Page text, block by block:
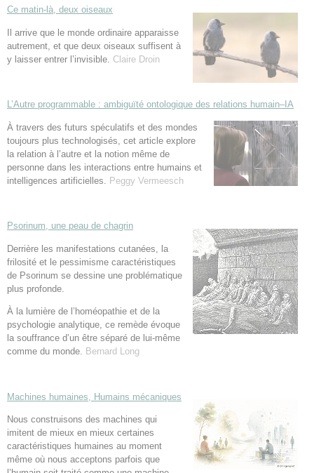
Ce matin-là, deux oiseaux
Il arrive que le monde ordinaire apparaisse
autrement, et que deux oiseaux suffisent à
y laisser entrer l’invisible. Claire Droin
L’Autre programmable : ambiguïté ontologique des relations humain–IA
À travers des futurs spéculatifs et des mondes
toujours plus technologisés, cet article explore
la relation à l’autre et la notion même de
personne dans les interactions entre humains et
intelligences artificielles.
Peggy Vermeesch
Psorinum, une peau de chagrin
Derrière les manifestations cutanées, la
frilosité et le pessimisme caractéristiques
de Psorinum se dessine une problématique
plus profonde.
À la lumière de l’homéopathie et de la
psychologie analytique, ce remède évoque
la souffrance d’un être séparé de lui-même
comme du monde. Bernard Long
Machines humaines, Humains mécaniques
Nous construisons des machines qui
imitent de mieux en mieux certaines
caractéristiques humaines au moment
même où nous acceptons parfois que